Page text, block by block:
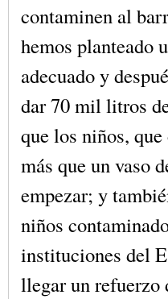
contaminen al
hemos planteado
adecuado y
dar 70 mil litros
que los niños,
más que un vaso
empezar; y
niños
instituciones del
llegar un refuerzo